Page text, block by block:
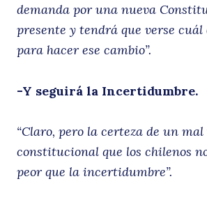
demanda por una nueva
presente y tendrá que verse cuál
para hacer ese cambio”.
-Y seguirá la Incertidumbre.
“Claro, pero la certeza de un
constitucional que los chilenos
peor que la incertidumbre”.